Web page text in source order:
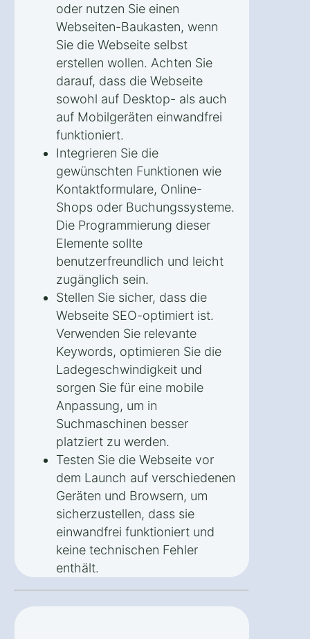
oder nutzen Sie einen
Webseiten-Baukasten, wenn
Sie die Webseite selbst
erstellen wollen. Achten Sie
darauf, dass die Webseite
sowohl auf Desktop- als auch
auf Mobilgeräten einwandfrei
funktioniert.
Integrieren Sie die
gewünschten Funktionen wie
Kontaktformulare, Online-
Shops oder Buchungssysteme.
Die Programmierung dieser
Elemente sollte
benutzerfreundlich und leicht
zugänglich sein.
Stellen Sie sicher, dass die
Webseite SEO-optimiert ist.
Verwenden Sie relevante
Keywords, optimieren Sie die
Ladegeschwindigkeit und
sorgen Sie für eine mobile
Anpassung, um in
Suchmaschinen besser
platziert zu werden.
Testen Sie die Webseite vor
dem Launch auf verschiedenen
Geräten und Browsern, um
sicherzustellen, dass sie
einwandfrei funktioniert und
keine technischen Fehler
enthält.